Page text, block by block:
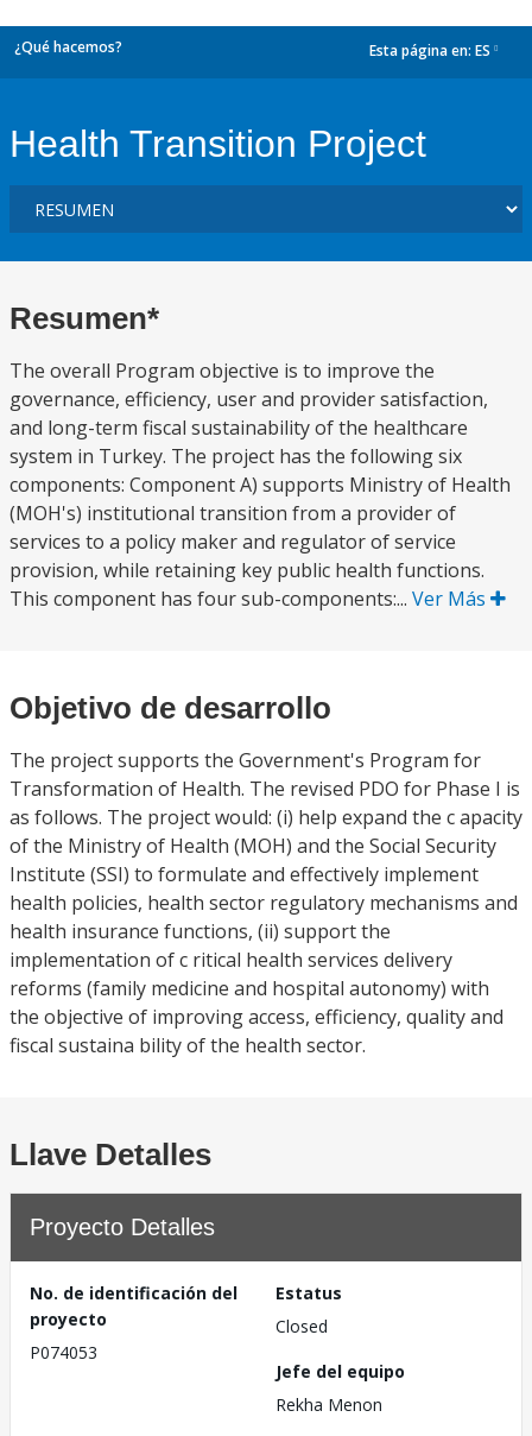
¿Qué hacemos? Esta página en: ES
Health Transition Project
Resumen*
The overall Program objective is to improve the
governance, efficiency, user and provider satisfaction,
and long-term fiscal sustainability of the healthcare
system in Turkey. The project has the following six
components: Component A) supports Ministry of Health
(MOH's) institutional transition from a provider of
services to a policy maker and regulator of service
provision, while retaining key public health functions.
This component has four sub-components:... Ver Más
Objetivo de desarrollo
The project supports the Government's Program for
Transformation of Health. The revised PDO for Phase I is
as follows. The project would: (i) help expand the c apacity
of the Ministry of Health (MOH) and the Social Security
Institute (SSI) to formulate and effectively implement
health policies, health sector regulatory mechanisms and
health insurance functions, (ii) support the
implementation of c ritical health services delivery
reforms (family medicine and hospital autonomy) with
the objective of improving access, efficiency, quality and
fiscal sustaina bility of the health sector.
Llave Detalles
Proyecto Detalles
No. de identificación del
proyecto
P074053
Estatus
Closed
Jefe del equipo
Rekha Menon